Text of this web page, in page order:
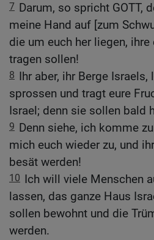
7 Darum, so spricht GOTT,
meine Hand auf [zum
die um euch her liegen, ihre
tragen sollen!
8 Ihr aber, ihr Berge
sprossen und tragt eure
Israel; denn sie sollen bald
9 Denn siehe, ich komme
mich euch wieder zu, und
besät werden!
10 Ich will viele Menschen
lassen, das ganze Haus
sollen bewohnt und die
werden.